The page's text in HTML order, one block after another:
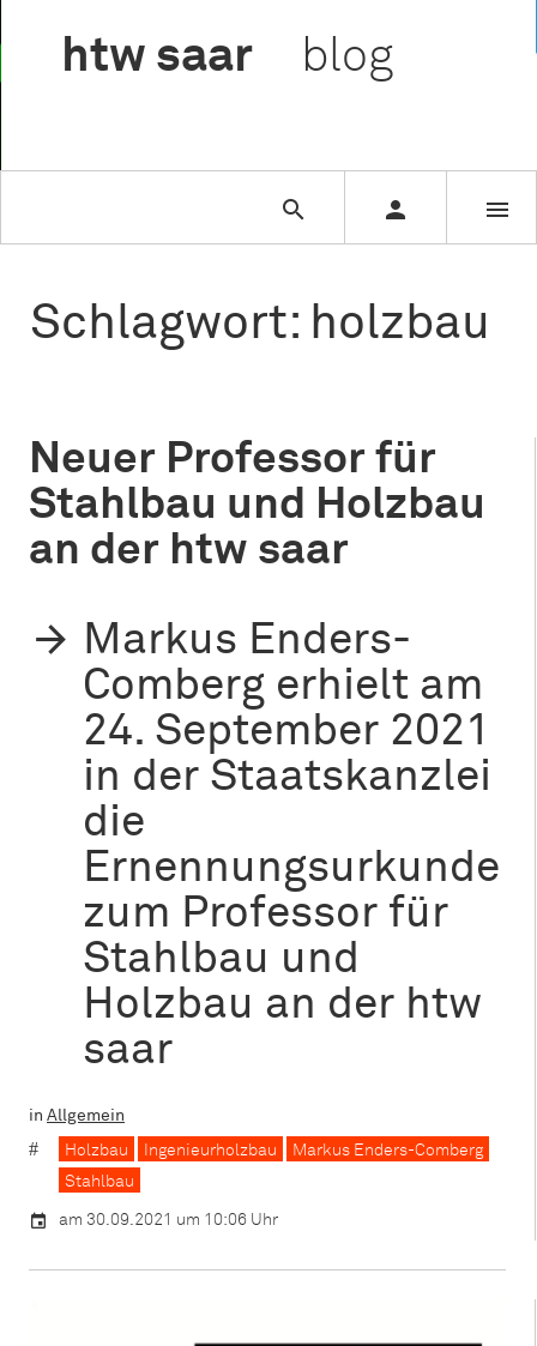
htw saar blog
  
Schlagwort: holzbau
Neuer Professor für
Stahlbau und Holzbau
an der htw saar
Markus Enders-
Comberg erhielt am
24. September 2021
in der Staatskanzlei
die
Ernennungsurkunde
zum Professor für
Stahlbau und
Holzbau an der htw
saar
in Allgemein
Holzbau Ingenieurholzbau
Markus Enders-Comberg
Stahlbau
am 30.09.2021 um 10:06 Uhr